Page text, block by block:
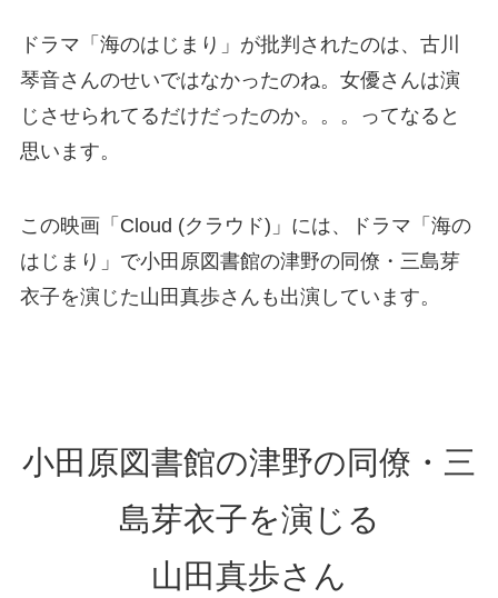
ドラマ「海のはじまり」が批判されたのは、古川
琴音さんのせいではなかったのね。女優さんは演
じさせられてるだけだったのか。。。ってなると
思います。
この映画「Cloud (クラウド)」には、ドラマ「海の
はじまり」で小田原図書館の津野の同僚・三島芽
衣子を演じた山田真歩さんも出演しています。
小田原図書館の津野の同僚・三
島芽衣子を演じる
山田真歩さん